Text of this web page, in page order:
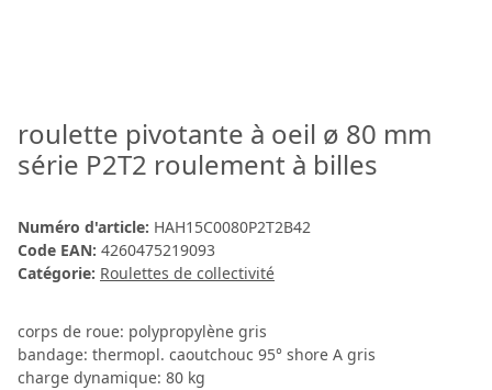
roulette pivotante à oeil ø 80 mm
série P2T2 roulement à billes
Numéro d'article: HAH15C0080P2T2B42
Code EAN: 4260475219093
Catégorie: Roulettes de collectivité
corps de roue: polypropylène gris
bandage: thermopl. caoutchouc 95° shore A gris
charge dynamique: 80 kg